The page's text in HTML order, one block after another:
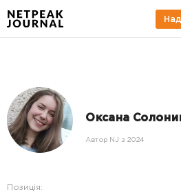
Оксана
Автор NJ з 2024
Позиція: